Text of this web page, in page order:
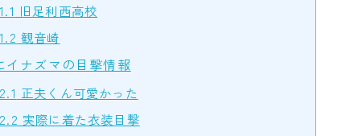
旧足利西高校
観音崎
イナズマの目撃情報
正夫くん可愛かった
実際に着た衣装目撃